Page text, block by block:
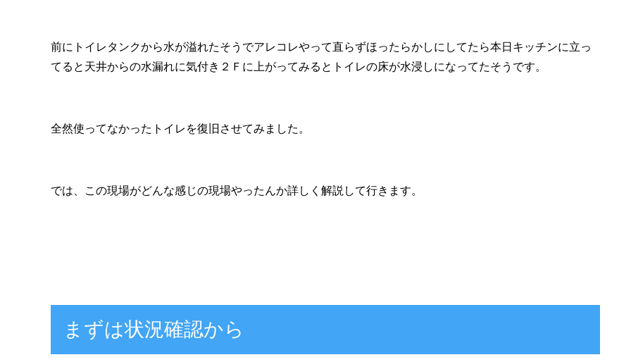
前にトイレタンクから水が溢れたそうでアレコレやって直らずほったらかしにしてたら本日キッチンに立っ
てると天井からの水漏れに気付き２Ｆに上がってみるとトイレの床が水浸しになってたそうです。
全然使ってなかったトイレを復旧させてみました。
では、この現場がどんな感じの現場やったんか詳しく解説して行きます。
まずは状況確認から